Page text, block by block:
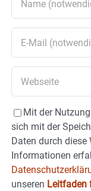
Mit der
sich mit der
Daten durch diese
Informationen
unseren Leitfaden